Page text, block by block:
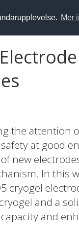
Mer
the attention
at good
new
In this
cryogel
and a
and